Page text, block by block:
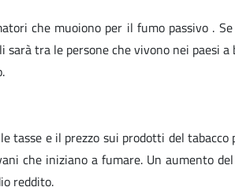
che muoiono per il fumo passivo .
tra le persone che vivono nei paesi a
tasse e il prezzo sui prodotti del
che iniziano a fumare. Un aumento
reddito.